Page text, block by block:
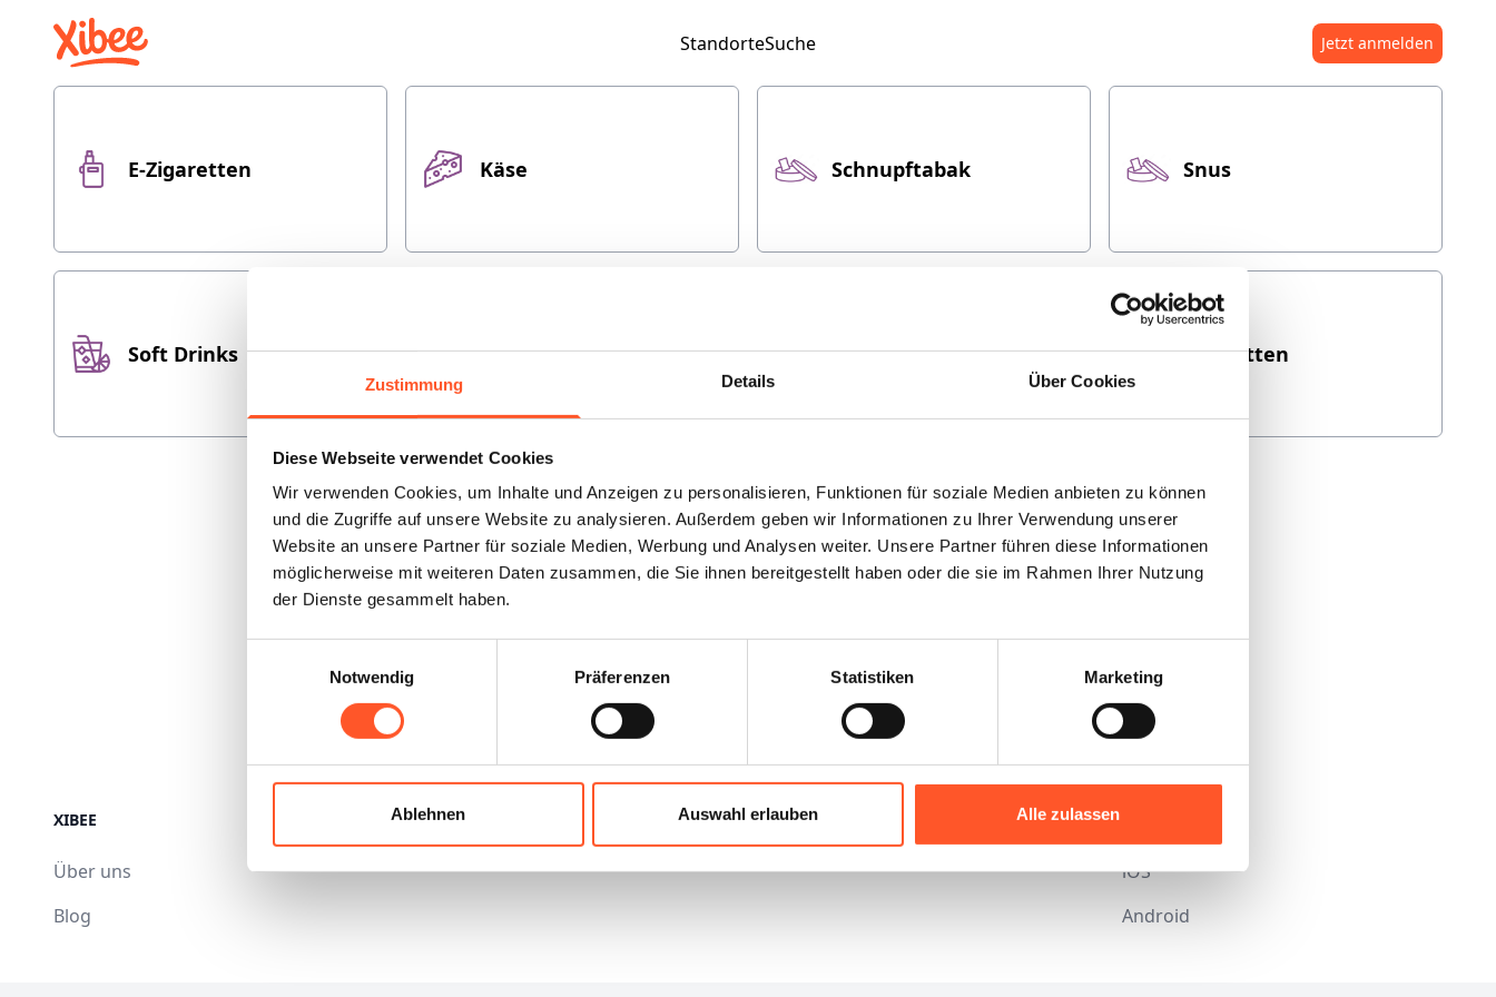
Zustimmung Details Über Cookies
Diese Webseite verwendet Cookies
Wir verwenden Cookies, um Inhalte und Anzeigen zu personalisieren, Funktionen für soziale Medien anbieten zu können
und die Zugriffe auf unsere Website zu analysieren. Außerdem geben wir Informationen zu Ihrer Verwendung unserer
Website an unsere Partner für soziale Medien, Werbung und Analysen weiter. Unsere Partner führen diese Informationen
möglicherweise mit weiteren Daten zusammen, die Sie ihnen bereitgestellt haben oder die sie im Rahmen Ihrer Nutzung
der Dienste gesammelt haben.
Notwendig
Präferenzen Statistiken Marketing
Ablehnen Auswahl erlauben Alle zulassen
StandorteSuche Jetzt anmelden
E-Zigaretten Käse Schnupftabak Snus
Soft Drinks Vaporizer Wurst & Aufschnitt Zigaretten
XIBEE
Über uns
Blog
iOS
Android